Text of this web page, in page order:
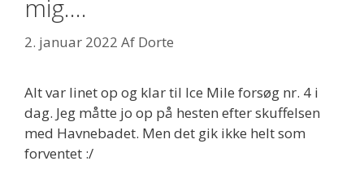
mig….
2. januar 2022 Af Dorte
Alt var linet op og klar til Ice Mile forsøg nr. 4 i
dag. Jeg måtte jo op på hesten efter skuffelsen
med Havnebadet. Men det gik ikke helt som
forventet :/